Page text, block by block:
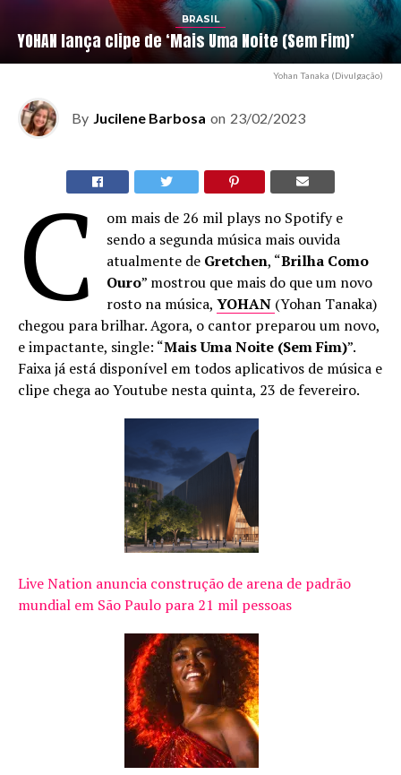
BRASIL
YOHAN lança clipe de ‘Mais Uma Noite (Sem Fim)’
Yohan Tanaka (Divulgação)
By Jucilene Barbosa on 23/02/2023
C
om mais de 26 mil plays no Spotify e
sendo a segunda música mais ouvida
atualmente de Gretchen, “Brilha Como
Ouro” mostrou que mais do que um novo
rosto na música,YOHAN (Yohan Tanaka)
chegou para brilhar. Agora, o cantor preparou um novo,
e impactante, single: “Mais Uma Noite (Sem Fim)”.
Faixa já está disponível em todos aplicativos de música e
clipe chega ao Youtube nesta quinta, 23 de fevereiro.
Live Nation anuncia construção de arena de padrão
mundial em São Paulo para 21 mil pessoas